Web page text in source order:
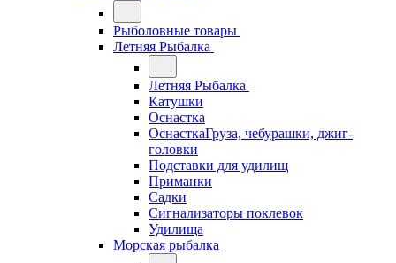
Рыболовные товары
Летняя Рыбалка
Летняя Рыбалка
Катушки
Оснастка
ОснасткаГруза, чебурашки, джиг-
головки
Подставки для удилищ
Приманки
Садки
Сигнализаторы поклевок
Удилища
Морская рыбалка